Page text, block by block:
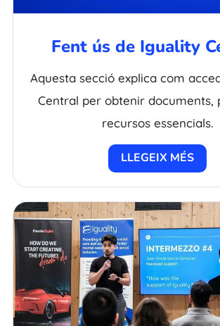
Fent ús de Iguality
Aquesta secció explica com
Central per obtenir documents,
recursos essencials.
LLEGEIX MÉS